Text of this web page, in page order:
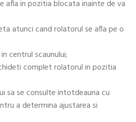
afla in pozitia blocata inainte de va
atunci cand rolatorul se afla pe o
centrul scaunului;
complet rolatorul in pozitia
sa se consulte intotdeauna cu
a determina ajustarea si